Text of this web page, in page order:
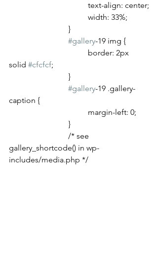
				text-align: center;
				width: 33%;
			}
#gallery-19 img {
solid #cfcfcf;
			}
#gallery-19 .gallery-
caption {
				margin-left: 0;
			}
gallery_shortcode() in wp-
includes/media.php */